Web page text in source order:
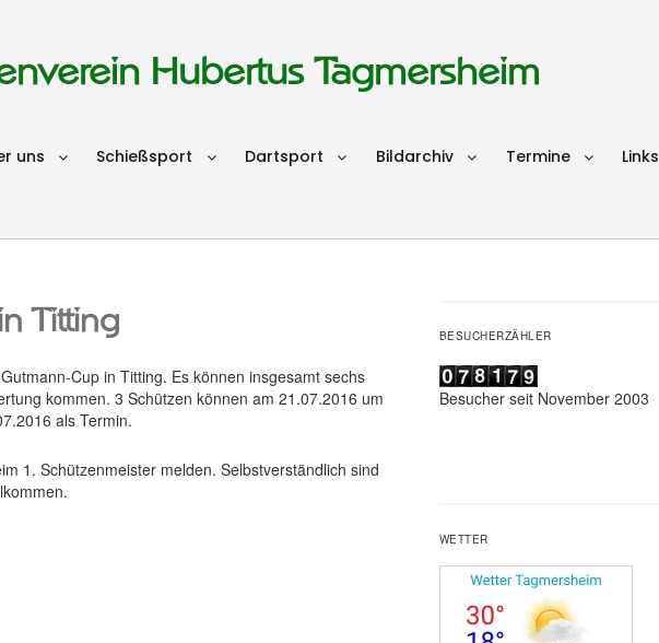
Hubertus Tagmersheim
uns Schießsport Dartsport Bildarchiv Termine Links
Titting
Cup in Titting. Es können insgesamt sechs
kommen. 3 Schützen können am 21.07.2016 um
als Termin.
1. Schützenmeister melden. Selbstverständlich sind
BESUCHERZÄHLER
Besucher seit November 2003
WETTER